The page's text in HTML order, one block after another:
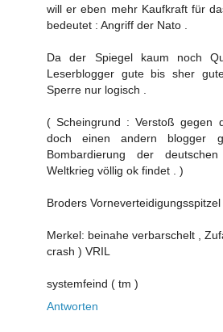
will er eben mehr Kaufkraft für
bedeutet : Angriff der Nato .
Da der Spiegel kaum noch
Leserblogger gute bis sher
Sperre nur logisch .
( Scheingrund : Verstoß gegen
doch einen andern blogger
Bombardierung der
Weltkrieg völlig ok findet . )
Broders Vorneverteidigungsspitzel
Merkel: beinahe verbarschelt ,
crash ) VRIL
systemfeind ( tm )
Antworten